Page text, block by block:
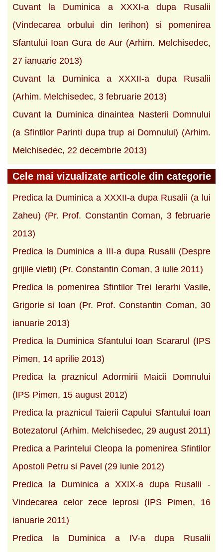
Cuvant la Duminica a XXXI-a dupa Rusalii
(Vindecarea orbului din Ierihon) si pomenirea
Sfantului Ioan Gura de Aur (Arhim. Melchisedec,
27 ianuarie 2013)
Cuvant la Duminica a XXXII-a dupa Rusalii
(Arhim. Melchisedec, 3 februarie 2013)
Cuvant la Duminica dinaintea Nasterii Domnului
(a Sfintilor Parinti dupa trup ai Domnului) (Arhim.
Melchisedec, 22 decembrie 2013)
Cele mai vizualizate articole din categorie
Predica la Duminica a XXXII-a dupa Rusalii (a lui
Zaheu) (Pr. Prof. Constantin Coman, 3 februarie
2013)
Predica la Duminica a III-a dupa Rusalii (Despre
grijile vietii) (Pr. Constantin Coman, 3 iulie 2011)
Predica la pomenirea Sfintilor Trei Ierarhi Vasile,
Grigorie si Ioan (Pr. Prof. Constantin Coman, 30
ianuarie 2013)
Predica la Duminica Sfantului Ioan Scararul (IPS
Pimen, 14 aprilie 2013)
Predica la praznicul Adormirii Maicii Domnului
(IPS Pimen, 15 august 2012)
Predica la praznicul Taierii Capului Sfantului Ioan
Botezatorul (Arhim. Melchisedec, 29 august 2011)
Predica a Parintelui Cleopa la pomenirea Sfintilor
Apostoli Petru si Pavel (29 iunie 2012)
Predica la Duminica a XXIX-a dupa Rusalii -
Vindecarea celor zece leprosi (IPS Pimen, 16
ianuarie 2011)
Predica la Duminica a IV-a dupa Rusalii